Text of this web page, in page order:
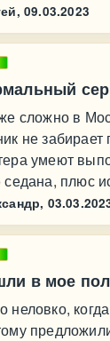
09.03.2023
сложно в
не
умеют
седана, плюс
в мое
неловко,